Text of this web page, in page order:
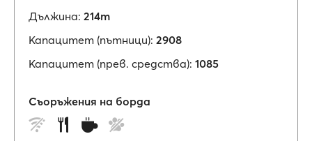
Дължина: 214m
Капацитет (пътници): 2908
Капацитет (прев. средства): 1085
Съоръжения на борда